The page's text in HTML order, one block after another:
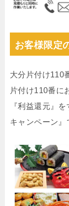
お客様限定
大分片付け110
片付け110番に
『利益還元』
キャンペーン』